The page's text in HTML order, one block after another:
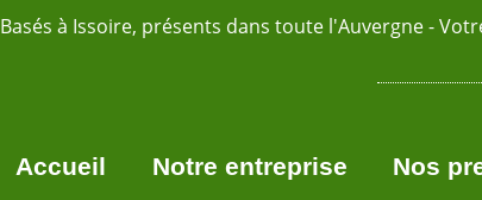
Basés à Issoire, présents dans toute l'Auvergne -
Accueil Notre entreprise Nos